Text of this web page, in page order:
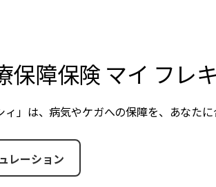
保障保険 マイ フレ
ィ」は、病気やケガへの保障を、あなた
レーション